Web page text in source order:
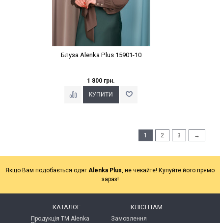
Блуза Alenka Plus 15901-10
1 800 грн.
1 2 3 →
Якщо Вам подобається одяг Alenka Plus , не чекайте! Купуйте його прямо
зараз!
КАТАЛОГ
Продукція ТМ Alenka
КЛІЄНТАМ
Замовлення